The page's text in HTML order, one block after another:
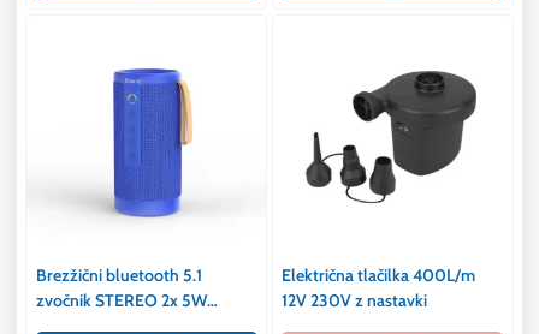
Brezžični bluetooth 5.1
zvočnik STEREO 2x 5W
Električna tlačilka 400L/m
12V 230V z nastavki